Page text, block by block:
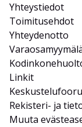
Yhteystiedot
Toimitusehdot
Yhteydenotto
Linkit
Rekisteri- ja
Muuta